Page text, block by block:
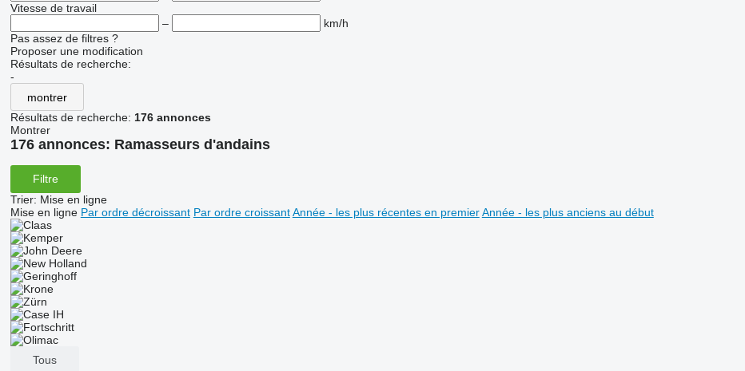
Vitesse de travail
–
km/h
Pas assez de filtres ?
Proposer une modification
Résultats de recherche:
-
montrer
Résultats de recherche: 176 annonces
Montrer
176 annonces: Ramasseurs d'andains
Filtre
Trier: Mise en ligne
Mise en ligne Par ordre décroissant Par ordre croissant Année - les plus récentes en premier Année - les plus anciens au début
Tous